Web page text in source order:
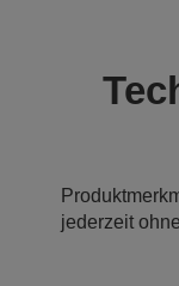
jederzeit